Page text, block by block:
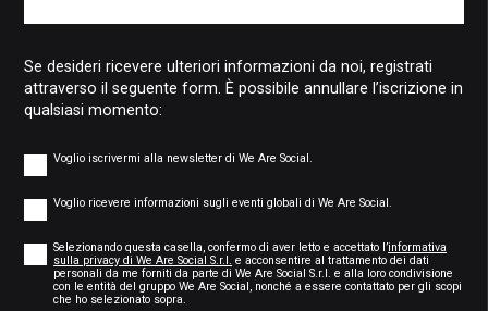
Se desideri ricevere ulteriori informazioni da noi, registrati
attraverso il seguente form. È possibile annullare l’iscrizione in
qualsiasi momento:
Voglio iscrivermi alla newsletter di We Are Social.
eventsVoglio ricevere informazioni sugli eventi globali di We Are Social.
* Selezionando questa casella, confermo di aver letto e accettato l’informativa
sulla privacy di We Are Social S.r.l. e acconsentire al trattamento dei dati
personali da me forniti da parte di We Are Social S.r.l. e alla loro condivisione
con le entità del gruppo We Are Social, nonché a essere contattato per gli scopi
che ho selezionato sopra.